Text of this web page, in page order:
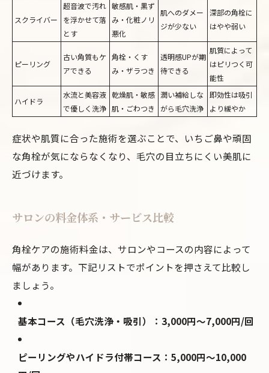
スクライバー
超音波で汚れ
を浮かせて落
とす
敏感肌・黒ず
み・化粧ノリ
悪化
肌へのダメー
ジが少ない
深部の角栓に
はやや弱い
ピーリング
古い角質もケ
アできる
角栓・くす
み・ザラつき
透明感UPが期
待できる
肌質によって
はピリつく可
能性
ハイドラ
水流と美容液
で優しく洗浄
乾燥肌・敏感
肌・ごわつき
潤い補給しな
がら毛穴洗浄
即効性は吸引
より緩やか
症状や肌質に合った施術を選ぶことで、いちご鼻や頑固
な角栓が気にならなくなり、毛穴の目立ちにくい美肌に
近づけます。
サロンの料金体系・サービス比較
角栓ケアの施術料金は、サロンやコースの内容によって
幅があります。下記リストでポイントを押さえて比較し
ましょう。
基本コース（毛穴洗浄・吸引）：3,000円～7,000円/回
ピーリングやハイドラ付帯コース：5,000円～10,000